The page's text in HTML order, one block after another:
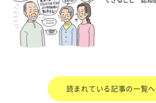
読まれている記事の一覧へ